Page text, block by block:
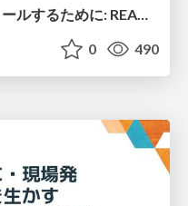
生成AIを開発組織にインストールするために: REALITYにおけるガバナンス・技術・文化へのアプローチ
0 490